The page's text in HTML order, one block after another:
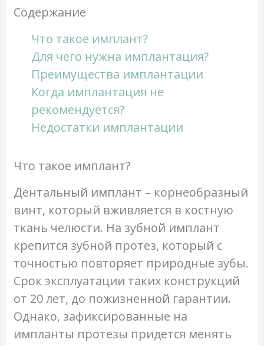
Содержание
Что такое имплант?
Для чего нужна имплантация?
Преимущества имплантации
Когда имплантация не
рекомендуется?
Недостатки имплантации
Что такое имплант?
Дентальный имплант – корнеобразный
винт, который вживляется в костную
ткань челюсти. На зубной имплант
крепится зубной протез, который с
точностью повторяет природные зубы.
Срок эксплуатации таких конструкций
от 20 лет, до пожизненной гарантии.
Однако, зафиксированные на
импланты протезы придется менять